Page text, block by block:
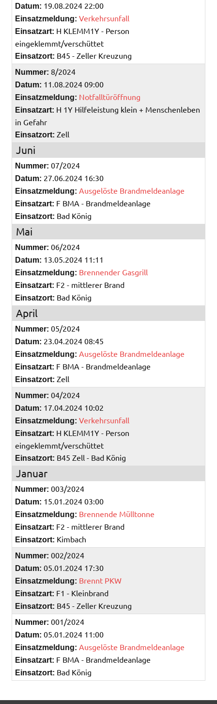
Datum: 19.08.2024 22:00
Einsatzmeldung: Verkehrsunfall
Einsatzart: H KLEMM1Y - Person
eingeklemmt/verschüttet
Einsatzort: B45 - Zeller Kreuzung
Nummer: 8/2024
Datum: 11.08.2024 09:00
Einsatzmeldung: Notfalltüröffnung
Einsatzart: H 1Y Hilfeleistung klein + Menschenleben
in Gefahr
Einsatzort: Zell
Juni
Nummer: 07/2024
Datum: 27.06.2024 16:30
Einsatzmeldung: Ausgelöste Brandmeldeanlage
Einsatzart: F BMA - Brandmeldeanlage
Einsatzort: Bad König
Mai
Nummer: 06/2024
Datum: 13.05.2024 11:11
Einsatzmeldung: Brennender Gasgrill
Einsatzart: F2 - mittlerer Brand
Einsatzort: Bad König
April
Nummer: 05/2024
Datum: 23.04.2024 08:45
Einsatzmeldung: Ausgelöste Brandmeldeanlage
Einsatzart: F BMA - Brandmeldeanlage
Einsatzort: Zell
Nummer: 04/2024
Datum: 17.04.2024 10:02
Einsatzmeldung: Verkehrsunfall
Einsatzart: H KLEMM1Y - Person
eingeklemmt/verschüttet
Einsatzort: B45 Zell - Bad König
Januar
Nummer: 003/2024
Datum: 15.01.2024 03:00
Einsatzmeldung: Brennende Mülltonne
Einsatzart: F2 - mittlerer Brand
Einsatzort: Kimbach
Nummer: 002/2024
Datum: 05.01.2024 17:30
Einsatzmeldung: Brennt PKW
Einsatzart: F1 - Kleinbrand
Einsatzort: B45 - Zeller Kreuzung
Nummer: 001/2024
Datum: 05.01.2024 11:00
Einsatzmeldung: Ausgelöste Brandmeldeanlage
Einsatzart: F BMA - Brandmeldeanlage
Einsatzort: Bad König